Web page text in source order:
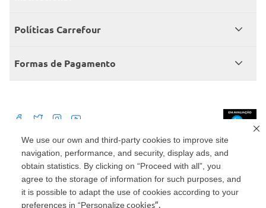
We use our own and third-party cookies to improve site
navigation, performance, and security, display ads, and
obtain statistics. By clicking on “Proceed with all”, you
agree to the storage of information for such purposes, and
it is possible to adapt the use of cookies according to your
preferences in “Personalize cookies”.
Consumidor.gov
Grupo Carrefour Brasil
Produtos Carrefour
Políticas Carrefour
Políticas de entregas
Políticas de trocas e devoluções
Formas de Pagamento
Mercado: Carrefour Comércio e Indústrias Ltda Via de Acesso Norte, Km 38,
nº 420, Empresarial Gato Preto, Cajamar - SP | CEP 07789-100 | CNPJ:
45.543.915/0846-95
Drogaria: Carrefour Comercio e Industria Ltda: Avenida das Nações Unidas,
15187, Loja 104/105/106 Bloco A Setor 1 - Vila Gertrudes, São Paulo, SP |
CEP 04794-000 | CNPJ: 45.543.915/0736-50